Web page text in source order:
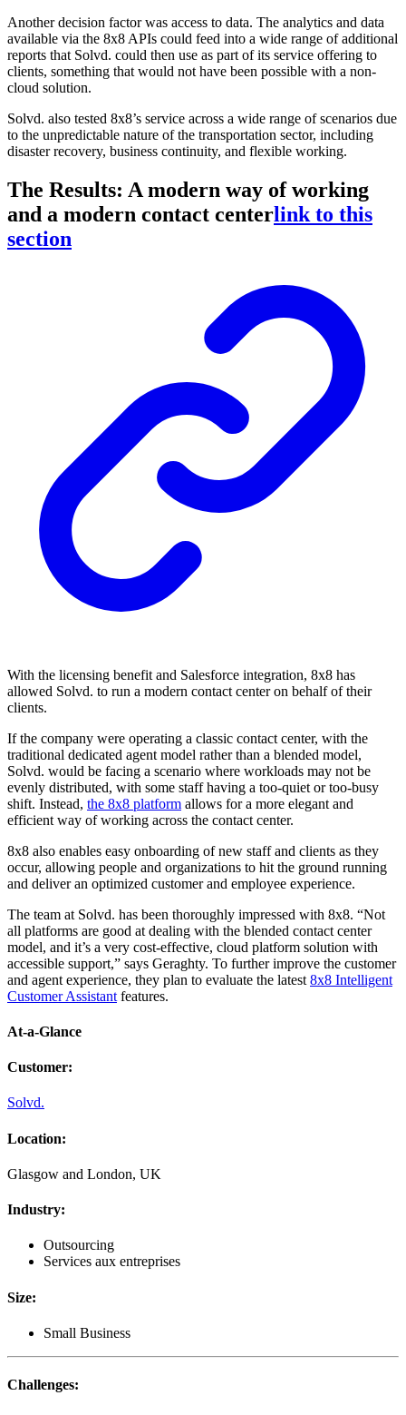
Another decision factor was access to data. The analytics and data
available via the 8x8 APIs could feed into a wide range of additional
reports that Solvd. could then use as part of its service offering to
clients, something that would not have been possible with a non-
cloud solution.
Solvd. also tested 8x8’s service across a wide range of scenarios due
to the unpredictable nature of the transportation sector, including
disaster recovery, business continuity, and flexible working.
The Results: A modern way of working
and a modern contact centerlink to this
section
With the licensing benefit and Salesforce integration, 8x8 has
allowed Solvd. to run a modern contact center on behalf of their
clients.
If the company were operating a classic contact center, with the
traditional dedicated agent model rather than a blended model,
Solvd. would be facing a scenario where workloads may not be
evenly distributed, with some staff having a too-quiet or too-busy
shift. Instead, the 8x8 platform allows for a more elegant and
efficient way of working across the contact center.
8x8 also enables easy onboarding of new staff and clients as they
occur, allowing people and organizations to hit the ground running
and deliver an optimized customer and employee experience.
The team at Solvd. has been thoroughly impressed with 8x8. “Not
all platforms are good at dealing with the blended contact center
model, and it’s a very cost-effective, cloud platform solution with
accessible support,” says Geraghty. To further improve the customer
and agent experience, they plan to evaluate the latest 8x8 Intelligent
Customer Assistant features.
At-a-Glance
Customer:
Solvd.
Location:
Glasgow and London, UK
Industry:
Outsourcing
Services aux entreprises
Size:
Small Business
Challenges: